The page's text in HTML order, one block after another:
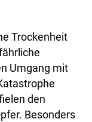
Trockenheit
Umgang mit
den
Besonders